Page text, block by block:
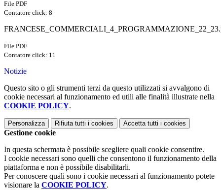
File PDF
Contatore click: 8
File PDF
Contatore click: 11
Notizie
Questo sito o gli strumenti terzi da questo utilizzati si avvalgono di
cookie necessari al funzionamento ed utili alle finalità illustrate nella
COOKIE POLICY.
Personalizza Rifiuta tutti i cookies Accetta tutti i cookies
Gestione cookie
In questa schermata è possibile scegliere quali cookie consentire.
I cookie necessari sono quelli che consentono il funzionamento della
piattaforma e non è possibile disabilitarli.
Per conoscere quali sono i cookie necessari al funzionamento potete
visionare la COOKIE POLICY.